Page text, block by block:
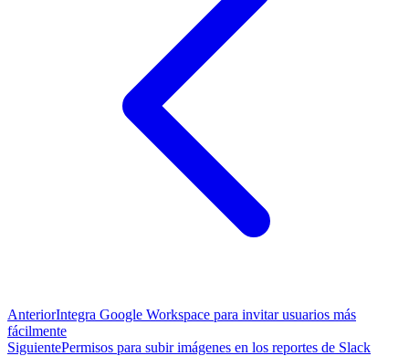
AnteriorIntegra Google Workspace para invitar usuarios más
fácilmente
SiguientePermisos para subir imágenes en los reportes de Slack